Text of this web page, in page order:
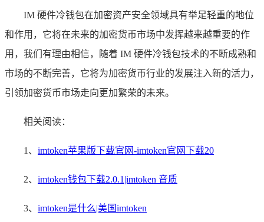
IM 硬件冷钱包在加密资产安全领域具有举足轻重的地位
和作用，它将在未来的加密货币市场中发挥越来越重要的作
用，我们有理由相信，随着 IM 硬件冷钱包技术的不断成熟和
市场的不断完善，它将为加密货币行业的发展注入新的活力，
引领加密货币市场走向更加繁荣的未来。
相关阅读：
1、 imtoken苹果版下载官网-imtoken官网下载20
2、 imtoken钱包下载2.0.1|imtoken 音质
3、 imtoken是什么|美国imtoken